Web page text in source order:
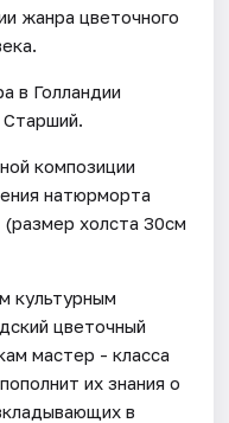
жанра цветочного
в Голландии
Старший.
композиции
натюрморта
холста 30см
культурным
цветочный
мастер - класса
их знания о
в